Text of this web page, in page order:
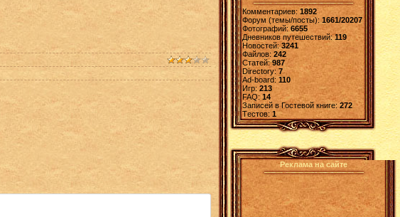
Комментариев: 1892
Форум (темы/посты):1661/20207
Фотографий:6655
Дневников путешествий:119
Новостей:3241
Файлов: 242
Статей:987
Directory: 7
Ad-board:110
Игр: 213
FAQ:14
Записей в Гостевой книге:272
Tестов: 1
Реклама на сайте